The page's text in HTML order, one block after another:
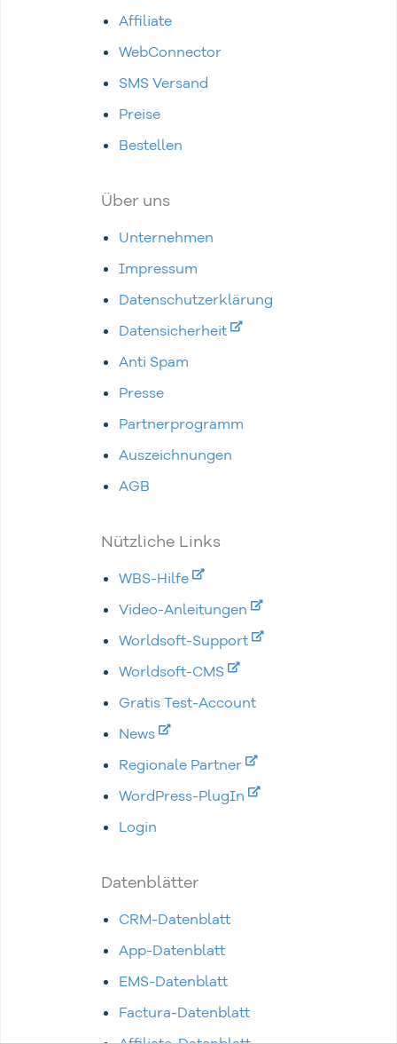
Affiliate
WebConnector
SMS Versand
Preise
Bestellen
Über uns
Unternehmen
Impressum
Datenschutzerklärung
Datensicherheit
Anti Spam
Presse
Partnerprogramm
Auszeichnungen
AGB
Nützliche Links
WBS-Hilfe
Video-Anleitungen
Worldsoft-Support
Worldsoft-CMS
Gratis Test-Account
News
Regionale Partner
WordPress-PlugIn
Login
Datenblätter
CRM-Datenblatt
App-Datenblatt
EMS-Datenblatt
Factura-Datenblatt